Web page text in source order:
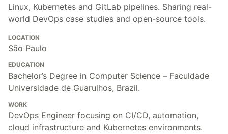
Linux, Kubernetes and GitLab pipelines. Sharing real-
world DevOps case studies and open-source tools.
LOCATION
São Paulo
EDUCATION
Bachelor’s Degree in Computer Science – Faculdade
Universidade de Guarulhos, Brazil.
WORK
DevOps Engineer focusing on CI/CD, automation,
cloud infrastructure and Kubernetes environments.